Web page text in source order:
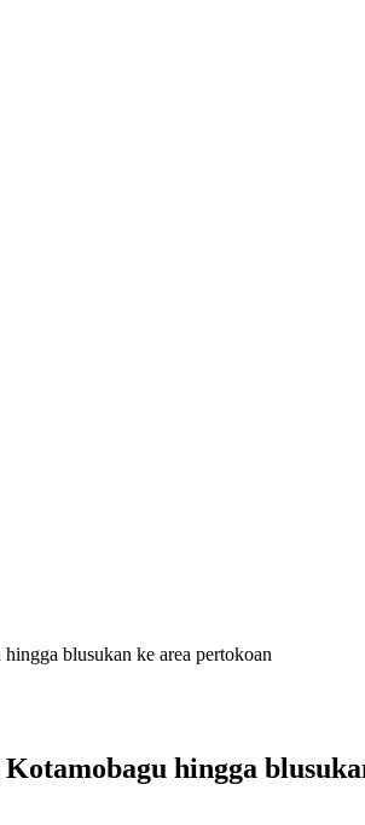
blusukan ke area pertokoan
hingga